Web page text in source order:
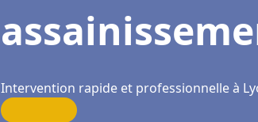
Intervention rapide et professionnelle à